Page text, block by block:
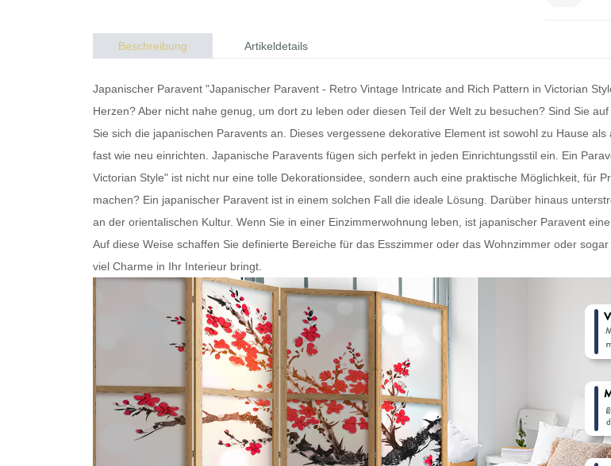
Beschreibung Artikeldetails
Japanischer Paravent "Japanischer Paravent - Retro Vintage Intricate and Rich Pattern in Victorian
Herzen? Aber nicht nahe genug, um dort zu leben oder diesen Teil der Welt zu besuchen? Sind Sie
Sie sich die japanischen Paravents an. Dieses vergessene dekorative Element ist sowohl zu Hause
fast wie neu einrichten. Japanische Paravents fügen sich perfekt in jeden Einrichtungsstil ein. Ein
Victorian Style" ist nicht nur eine tolle Dekorationsidee, sondern auch eine praktische Möglichkeit, für
machen? Ein japanischer Paravent ist in einem solchen Fall die ideale Lösung. Darüber hinaus
an der orientalischen Kultur. Wenn Sie in einer Einzimmerwohnung leben, ist japanischer Paravent
Auf diese Weise schaffen Sie definierte Bereiche für das Esszimmer oder das Wohnzimmer oder
viel Charme in Ihr Interieur bringt.